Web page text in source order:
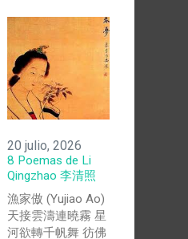
20 julio, 2026
8 Poemas de Li
Qingzhao 李清照
漁家傲 (Yujiao Ao)
天接雲濤連曉霧 星
河欲轉千帆舞 彷佛